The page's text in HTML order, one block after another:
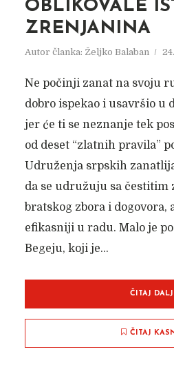
OBLIKOVALE
ZRENJANINA
Autor članka: Željko Balaban
Ne počinji zanat na svoju
dobro ispekao i usavršio u
jer će ti se neznanje tek
od deset “zlatnih pravila”
Udruženja srpskih zanatlija
da se udružuju sa čestitim
bratskog zbora i dogovora,
efikasniji u radu. Malo je
Begeju, koji je...
ČITAJ
ČITAJ